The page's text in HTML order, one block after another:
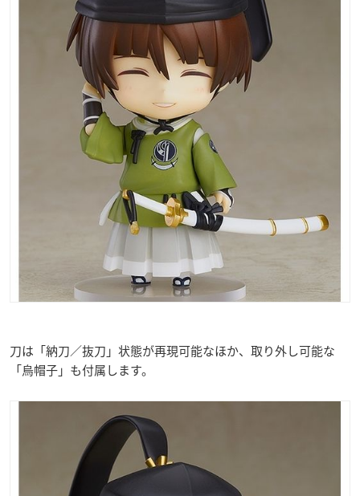
刀は「納刀／抜刀」状態が再現可能なほか、取り外し可能な
「烏帽子」も付属します。